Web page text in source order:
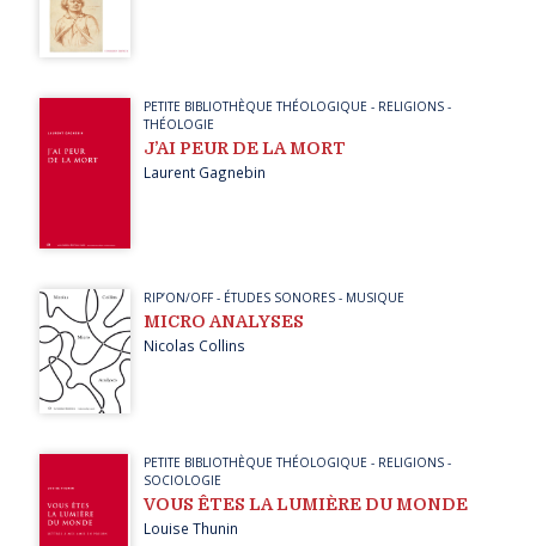
PETITE BIBLIOTHÈQUE THÉOLOGIQUE - RELIGIONS-
THÉOLOGIE
J’AI PEUR DE LA MORT
Laurent Gagnebin
RIP’ON/OFF- ÉTUDES SONORES- MUSIQUE
MICRO ANALYSES
Nicolas Collins
PETITE BIBLIOTHÈQUE THÉOLOGIQUE - RELIGIONS-
SOCIOLOGIE
VOUS ÊTES LA LUMIÈRE DU MONDE
Louise Thunin